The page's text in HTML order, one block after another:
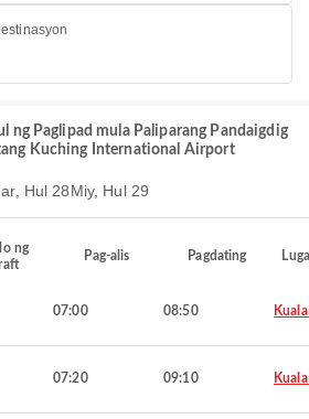
ng Paglipad mula Paliparang Pandaigdig
Kuching International Airport
Hul 28Miy, Hul 29
ng
Pag-alis Pagdating
07:00 08:50
07:20 09:10